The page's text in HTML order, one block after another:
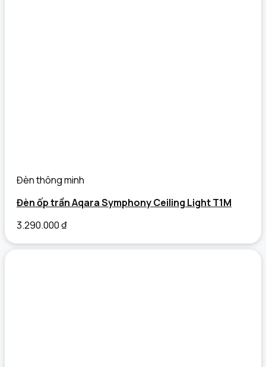
Đèn thông minh
Đèn ốp trần Aqara Symphony Ceiling Light T1M
3.290.000₫